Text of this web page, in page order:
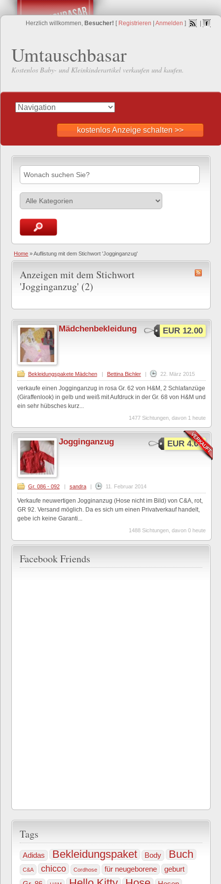
Herzlich willkommen, Besucher! [ Registrieren Anmelden ]
Umtauschbasar
Kostenlos Baby- und Kleinkinderartikel verkaufen und kaufen.
kostenlos Anzeige schalten >>
Home »Auflistung mit dem Stichwort 'Jogginganzug'
Anzeigen mit dem Stichwort
'Jogginganzug' (2)
EUR 12.00
Mädchenbekleidung
Bekleidungspakete Mädchen | Bettina Bichler | 22. März 2015
verkaufe einen Jogginganzug in rosa Gr. 62 von H&M, 2 Schlafanzüge
(Giraffenlook) in gelb und weiß mit Aufdruck in der Gr. 68 von H&M und
ein sehr hübsches kurz...
1477 Sichtungen, davon 1 heute
EUR 4.00
Jogginganzug
Gr. 086 - 092 sandra 11. Februar 2014
Verkaufe neuwertigen Jogginanzug (Hose nicht im Bild) von C&A, rot,
GR 92. Versand möglich. Da es sich um einen Privatverkauf handelt,
gebe ich keine Garanti...
1488 Sichtungen, davon 0 heute
Facebook Friends
Tags
Adidas Bekleidungspaket Body Buch
C&A chicco Cordhose für neugeborene
geburt